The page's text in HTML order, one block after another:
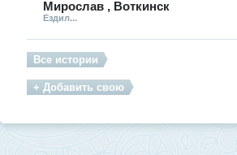
Мирослав , Воткинск
Ездил...
Все истории
+ Добавить свою